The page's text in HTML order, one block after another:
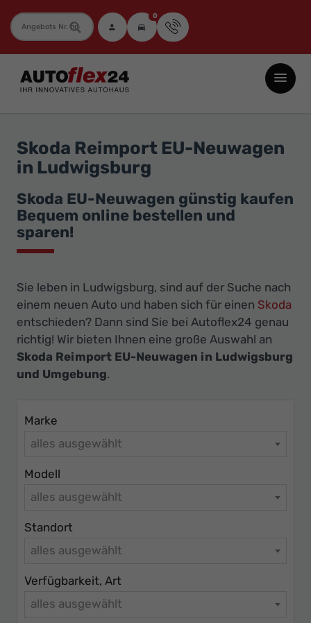
Fahrzeugnummer 0
Autoflex24
GmbH
Neuwagen
Jahreswagen
und
Gebrauchtwagen
zu
Top-
-
Innovatives
Autohaus
Skoda Reimport EU-Neuwagen
in Ludwigsburg
Skoda EU-Neuwagen günstig kaufen
Bequem online bestellen und
sparen!
Sie leben in Ludwigsburg, sind auf der Suche nach
einem neuen Auto und haben sich für einen Skoda
entschieden? Dann sind Sie bei Autoflex24 genau
richtig! Wir bieten Ihnen eine große Auswahl an
Skoda Reimport EU-Neuwagen in Ludwigsburg
und Umgebung.
Marke
alles ausgewählt
Modell
alles ausgewählt
Standort
alles ausgewählt
Verfügbarkeit, Art
alles ausgewählt